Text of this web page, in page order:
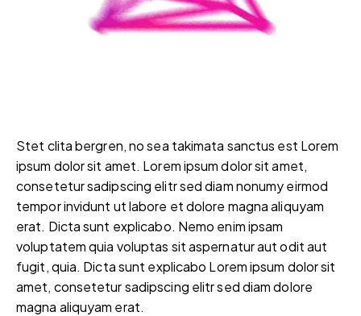
Stet clita bergren, no sea takimata sanctus est Lorem
ipsum dolor sit amet. Lorem ipsum dolor sit amet,
consetetur sadipscing elitr sed diam nonumy eirmod
tempor invidunt ut labore et dolore magna aliquyam
erat. Dicta sunt explicabo. Nemo enim ipsam
voluptatem quia voluptas sit aspernatur aut odit aut
fugit, quia. Dicta sunt explicabo Lorem ipsum dolor sit
amet, consetetur sadipscing elitr sed diam dolore
magna aliquyam erat.